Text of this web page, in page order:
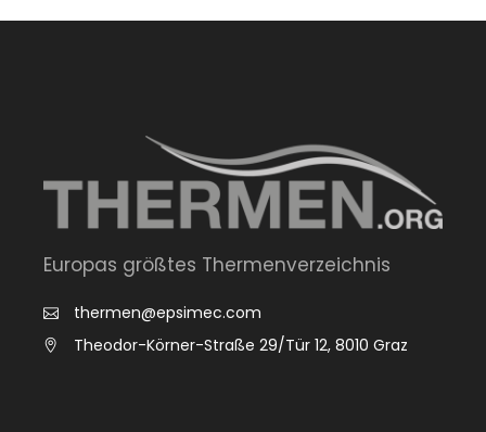
Europas größtes Thermenverzeichnis
thermen@epsimec.com
Theodor-Körner-Straße 29/Tür 12, 8010 Graz